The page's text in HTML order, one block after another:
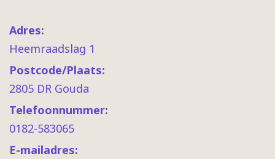
Adres:
Heemraadslag 1
Postcode/Plaats:
2805 DR Gouda
Telefoonnummer:
0182-583065
E-mailadres: